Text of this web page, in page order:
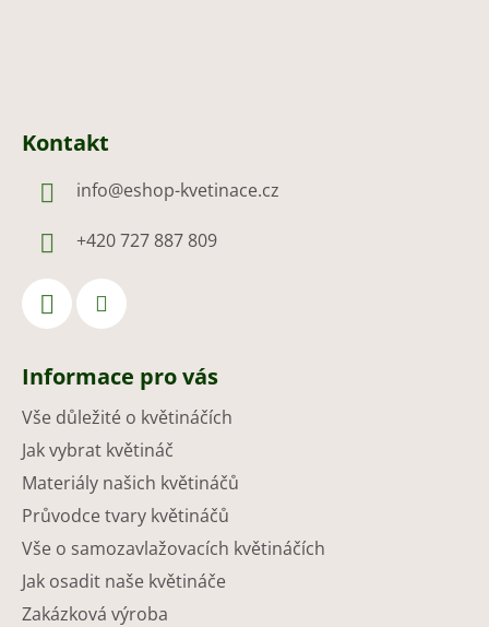
Kontakt
info@eshop-kvetinace.cz
+420 727 887 809
Informace pro vás
Vše důležité o květináčích
Jak vybrat květináč
Materiály našich květináčů
Průvodce tvary květináčů
Vše o samozavlažovacích květináčích
Jak osadit naše květináče
Zakázková výroba